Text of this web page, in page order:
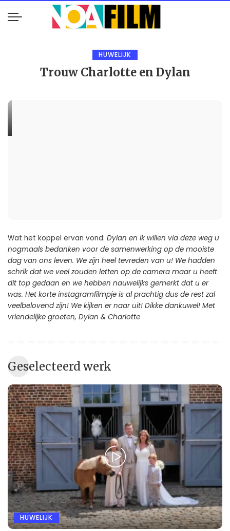
HUWELIJK
Trouw Charlotte en Dylan
Wat het koppel ervan vond: Dylan en ik willen via deze weg u
nogmaals bedanken voor de samenwerking op de mooiste
dag van ons leven. We zijn heel tevreden van u! We hadden
schrik dat we veel zouden letten op de camera maar u heeft
dit top gedaan en we hebben nauwelijks gemerkt dat u er
was. Het korte instagramfilmpje is al prachtig dus de rest zal
veelbelovend zijn! We kijken er naar uit! Dikke dankuwel! Met
vriendelijke groeten, Dylan & Charlotte
Geselecteerd werk
HUWELIJK